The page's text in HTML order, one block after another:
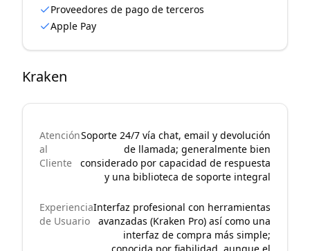
Proveedores de pago de terceros
Apple Pay
Kraken
Atención
al
Cliente
Soporte 24/7 vía chat, email y devolución
de llamada; generalmente bien
considerado por capacidad de respuesta
y una biblioteca de soporte integral
Experiencia
de Usuario
Interfaz profesional con herramientas
avanzadas (Kraken Pro) así como una
interfaz de compra más simple;